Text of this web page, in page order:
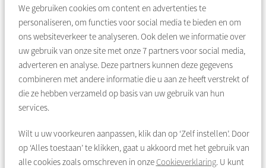
We gebruiken cookies om content en advertenties te
personaliseren, om functies voor social media te bieden en om
ons websiteverkeer te analyseren. Ook delen we informatie over
uw gebruik van onze site met onze7 partners voor social media,
adverteren en analyse. Deze partners kunnen deze gegevens
combineren met andere informatie die u aan ze heeft verstrekt of
die ze hebben verzameld op basis van uw gebruik van hun
services.
Wilt u uw voorkeuren aanpassen, klik dan op ‘Zelf instellen’. Door
op ‘Alles toestaan’ te klikken, gaat u akkoord met het gebruik van
alle cookies zoals omschreven in onze Cookieverklaring. U kunt
zich prettig voelen tussen verschillende generaties (het
streven hierbij is 50% ouder dan 55 plus en 50% jonger
dan 55 plus) en samenlevingsvormen (jong, oud,
alleenstaand, gezinnen)
voldoen aan de geldende wet- en regelgeving voor het
verkrijgen van een sociale huurwoning
Meer informatie vindt u hier